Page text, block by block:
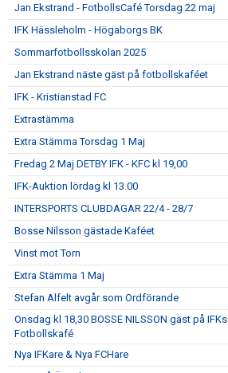
Jan Ekstrand - FotbollsCafé Torsdag 22 maj
IFK Hässleholm - Högaborgs BK
Sommarfotbollsskolan 2025
Jan Ekstrand näste gäst på fotbollskaféet
IFK - Kristianstad FC
Extrastämma
Extra Stämma Torsdag 1 Maj
Fredag 2 Maj DETBY IFK - KFC kl 19,00
IFK-Auktion lördag kl 13.00
INTERSPORTS CLUBDAGAR 22/4 - 28/7
Bosse Nilsson gästade Kaféet
Vinst mot Torn
Extra Stämma 1 Maj
Stefan Alfelt avgår som Ordförande
Onsdag kl 18,30 BOSSE NILSSON gäst på IFKs
Fotbollskafé
Nya IFKare & Nya FCHare